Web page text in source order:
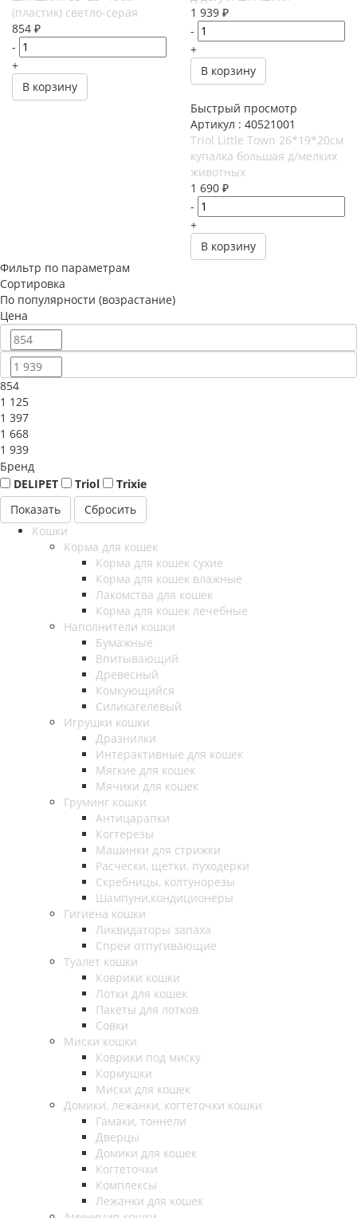
(пластик) светло-серая
854 ₽
-
+
В корзину
1 939 ₽
-
+
В корзину
Быстрый просмотр
Артикул : 40521001
Triol Little Town 26*19*20см
купалка большая д/мелких
животных
1 690 ₽
-
+
В корзину
Фильтр по параметрам
Сортировка
По популярности (возрастание)
Цена
854
1 125
1 397
1 668
1 939
Бренд
DELIPET
Triol
Trixie
Сбросить
Кошки
Корма для кошек
Корма для кошек сухие
Корма для кошек влажные
Лакомства для кошек
Корма для кошек лечебные
Наполнители кошки
Бумажные
Впитывающий
Древесный
Комкующийся
Силикагелевый
Игрушки кошки
Дразнилки
Интерактивные для кошек
Мягкие для кошек
Мячики для кошек
Груминг кошки
Антицарапки
Когтерезы
Машинки для стрижки
Расчески, щетки, пуходерки
Скребницы, колтунорезы
Шампуни,кондиционеры
Гигиена кошки
Ликвидаторы запаха
Спреи отпугивающие
Туалет кошки
Коврики кошки
Лотки для кошек
Пакеты для лотков
Совки
Миски кошки
Коврики под миску
Кормушки
Миски для кошек
Домики, лежанки, когтеточки кошки
Гамаки, тоннели
Дверцы
Домики для кошек
Когтеточки
Комплексы
Лежанки для кошек